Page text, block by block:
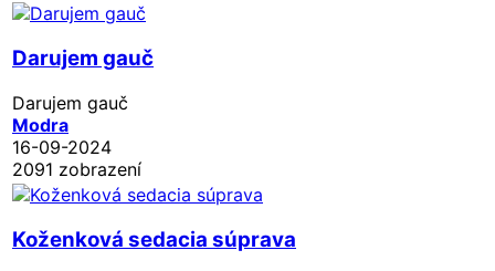
Darujem gauč
Darujem gauč
Modra
16-09-2024
2091 zobrazení
Koženková sedacia súprava